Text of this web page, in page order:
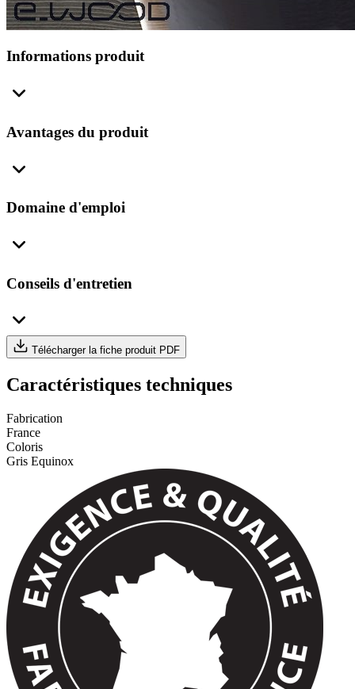
Informations produit
Avantages du produit
Domaine d'emploi
Conseils d'entretien
Télécharger la fiche produit PDF
Caractéristiques techniques
Fabrication
France
Coloris
Gris Equinox